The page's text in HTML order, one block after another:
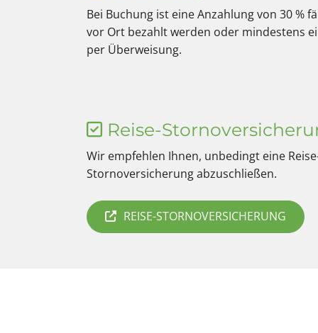
Bei Buchung ist eine Anzahlung von 30 %
vor Ort bezahlt werden oder mindestens
per Überweisung.
 Reise-
Wir empfehlen Ihnen, unbedingt eine
Stornoversicherung abzuschließen.
REISE-STORNOVERSICHERUNG